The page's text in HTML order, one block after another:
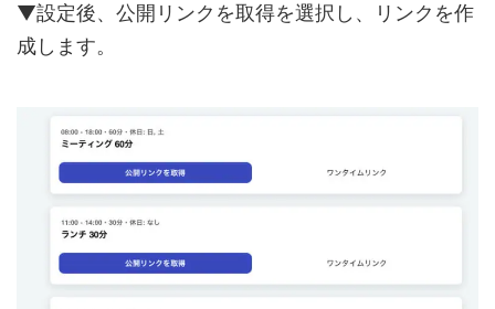
▼設定後、公開リンクを取得を選択し、リンクを作
成します。